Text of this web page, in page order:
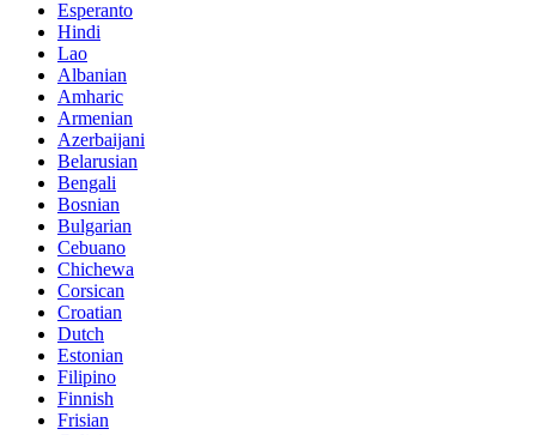
Esperanto
Hindi
Lao
Albanian
Amharic
Armenian
Azerbaijani
Belarusian
Bengali
Bosnian
Bulgarian
Cebuano
Chichewa
Corsican
Croatian
Dutch
Estonian
Filipino
Finnish
Frisian